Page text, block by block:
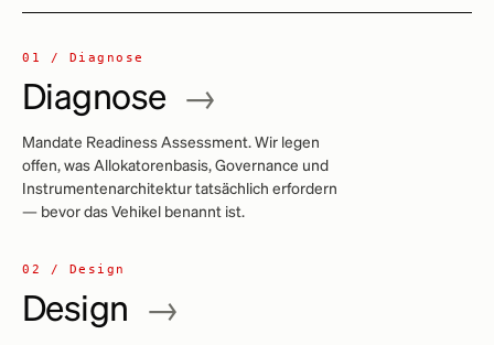
01 / Diagnose
Diagnose →
Mandate Readiness Assessment. Wir legen
offen, was Allokatorenbasis, Governance und
Instrumentenarchitektur tatsächlich erfordern
— bevor das Vehikel benannt ist.
02 / Design
Design →